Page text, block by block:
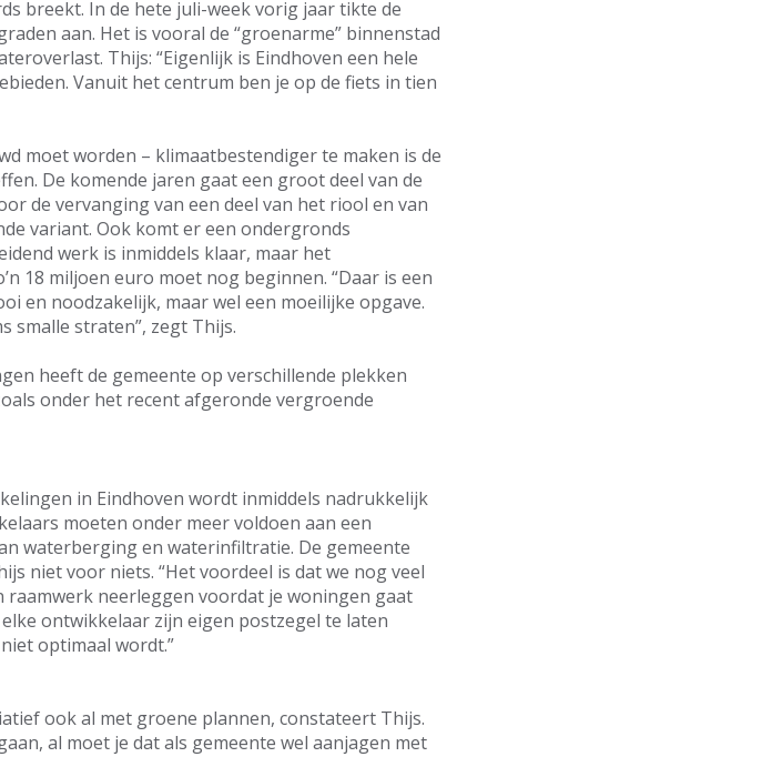
breekt. In de hete juli-week vorig jaar tikte de
aan. Het is vooral de “groenarme” binnenstad
Thijs: “Eigenlijk is Eindhoven een hele
Vanuit het centrum ben je op de fiets in tien
moet worden – klimaatbestendiger te maken is de
De komende jaren gaat een groot deel van de
de vervanging van een deel van het riool en van
variant. Ook komt er een ondergronds
werk is inmiddels klaar, maar het
18 miljoen euro moet nog beginnen. “Daar is een
en noodzakelijk, maar wel een moeilijke opgave.
smalle straten”, zegt Thijs.
heeft de gemeente op verschillende plekken
onder het recent afgeronde vergroende
in Eindhoven wordt inmiddels nadrukkelijk
moeten onder meer voldoen aan een
waterberging en waterinfiltratie. De gemeente
niet voor niets. “Het voordeel is dat we nog veel
neerleggen voordat je woningen gaat
ontwikkelaar zijn eigen postzegel te laten
optimaal wordt.”
ook al met groene plannen, constateert Thijs.
al moet je dat als gemeente wel aanjagen met